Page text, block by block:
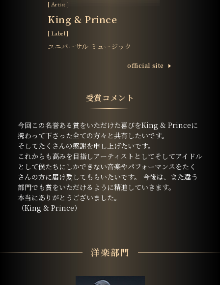
[ Artist ]
King & Prince
[ Label ]
ユニバーサル ミュージック
ofﬁcial site
受賞コメント
今回この名誉ある賞をいただけた喜びをKing & Princeに
携わって下さった全ての方々と共有したいです。
そしてたくさんの感謝を申し上げたいです。
これからも高みを目指しアーティストとしてそしてアイドル
として僕たちにしかできない音楽やパフォーマンスをたく
さんの方に届け愛してもらいたいです。 今後は、また違う
部門でも賞をいただけるように精進していきます。
本当にありがとうございました。
（King & Prince）
洋楽部門